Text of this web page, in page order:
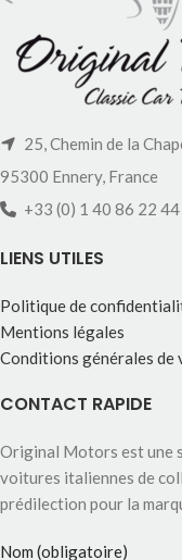
25, Chemin de la
95300 Ennery, France
+33 (0) 1 40 86 22 44
LIENS UTILES
Politique de
Mentions légales
Conditions générales de
CONTACT RAPIDE
Original Motors est une
voitures italiennes de
prédilection pour la
Nom (obligatoire)